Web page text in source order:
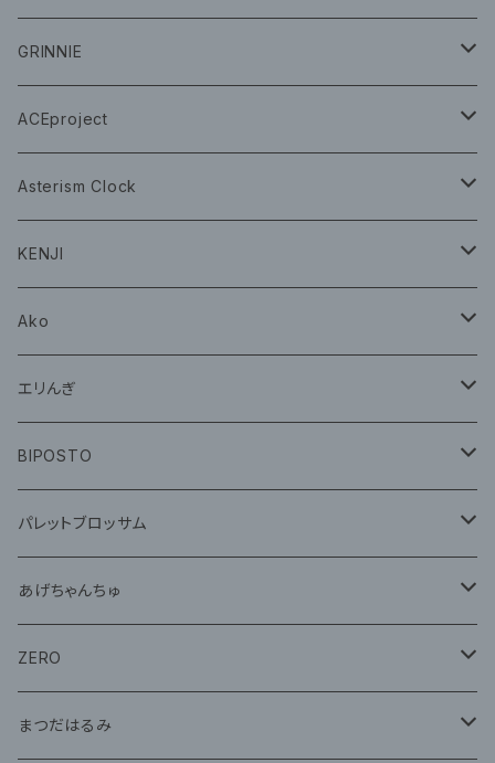
CD
グッズ
GRINNIE
グッズ
ACEproject
グッズ
CD
Asterism Clock
グッズ
KENJI
グッズ
Ako
グッズ
CD
エリんぎ
グッズ
BIPOSTO
グッズ
パレットブロッサム
CD
グッズ
あげちゃんちゅ
グッズ
ZERO
グッズ
まつだはるみ